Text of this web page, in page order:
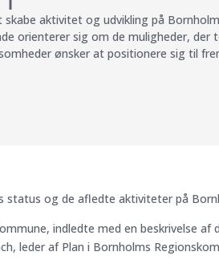
aktivitet og udvikling på
orienterer sig om de muligheder, der
ønsker at positionere sig til
og de afledte aktiviteter på
indledte med en beskrivelse af
leder af Plan i Bornholms